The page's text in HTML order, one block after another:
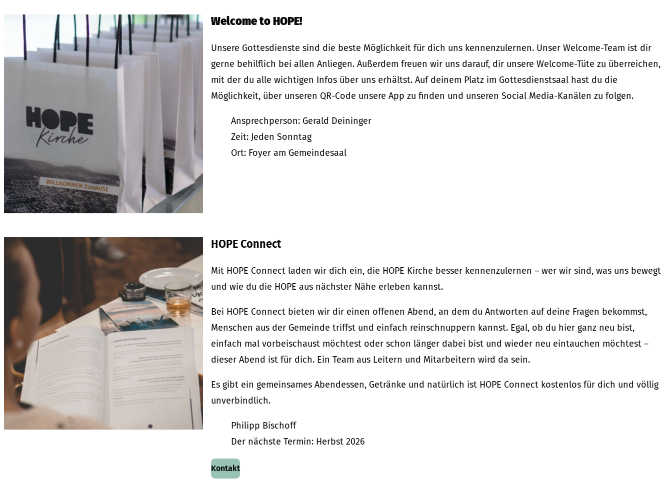
Welcome to HOPE!
Unsere Gottesdienste sind die beste Möglichkeit für dich uns kennenzulernen. Unser Welcome-Team ist dir
gerne behilflich bei allen Anliegen. Außerdem freuen wir uns darauf, dir unsere Welcome-Tüte zu überreichen,
mit der du alle wichtigen Infos über uns erhältst. Auf deinem Platz im Gottesdienstsaal hast du die
Möglichkeit, über unseren QR-Code unsere App zu finden und unseren Social Media-Kanälen zu folgen.
Ansprechperson: Gerald Deininger
Zeit: Jeden Sonntag
Ort: Foyer am Gemeindesaal
HOPE Connect
Mit HOPE Connect laden wir dich ein, die HOPE Kirche besser kennenzulernen – wer wir sind, was uns bewegt
und wie du die HOPE aus nächster Nähe erleben kannst.
Bei HOPE Connect bieten wir dir einen offenen Abend, an dem du Antworten auf deine Fragen bekommst,
Menschen aus der Gemeinde triffst und einfach reinschnuppern kannst. Egal, ob du hier ganz neu bist,
einfach mal vorbeischaust möchtest oder schon länger dabei bist und wieder neu eintauchen möchtest –
dieser Abend ist für dich. Ein Team aus Leitern und Mitarbeitern wird da sein.
Es gibt ein gemeinsames Abendessen, Getränke und natürlich ist HOPE Connect kostenlos für dich und völlig
unverbindlich.
Philipp Bischoff
Der nächste Termin: Herbst 2026
Kontakt